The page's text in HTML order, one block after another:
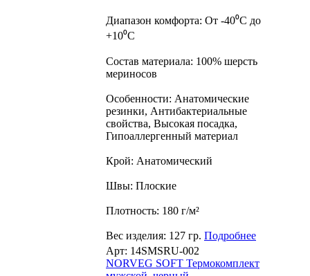
Диапазон комфорта: От -40⁰С до
+10⁰С
Состав материала: 100% шерсть
мериносов
Особенности: Анатомические
резинки, Антибактериальные
свойства, Высокая посадка,
Гипоаллергенный материал
Крой: Анатомический
Швы: Плоские
Плотность: 180 г/м²
Вес изделия: 127 гр. Подробнее
Арт: 14SMSRU-002
NORVEG SOFT Термокомплект